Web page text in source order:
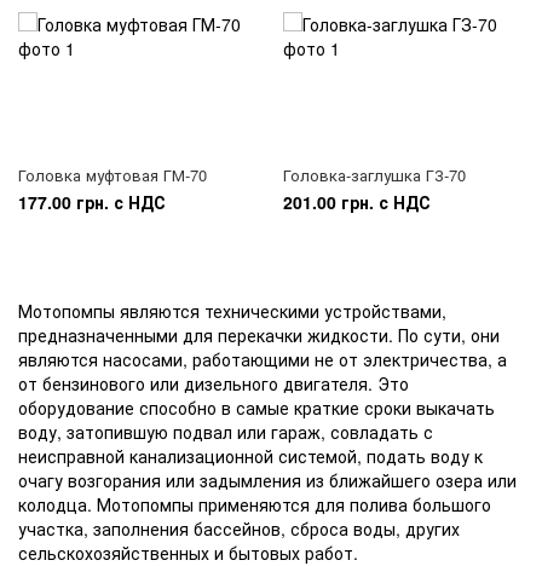
Головка муфтовая ГМ-70
177.00 грн. с НДС
Головка-заглушка ГЗ-70
201.00 грн. с НДС
Мотопомпы являются техническими устройствами,
предназначенными для перекачки жидкости. По сути, они
являются насосами, работающими не от электричества, а
от бензинового или дизельного двигателя. Это
оборудование способно в самые краткие сроки выкачать
воду, затопившую подвал или гараж, совладать с
неисправной канализационной системой, подать воду к
очагу возгорания или задымления из ближайшего озера или
колодца. Мотопомпы применяются для полива большого
участка, заполнения бассейнов, сброса воды, других
сельскохозяйственных и бытовых работ.